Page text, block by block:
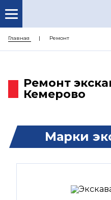
Главная Ремонт
Ремонт
Кемерово
Марки